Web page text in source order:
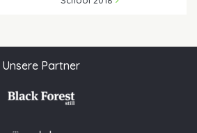
Unsere Partner